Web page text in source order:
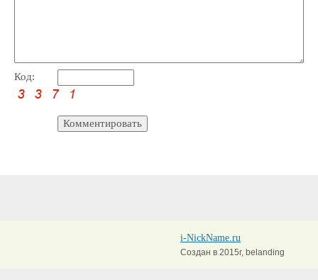
Код:
i-NickName.ru
Создан в 2015г, belanding